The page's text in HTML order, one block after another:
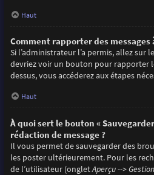
Haut
Comment rapporter des messages
Si l’administrateur l’a permis, allez sur
devriez voir un bouton pour rapporter
dessus, vous accéderez aux étapes
Haut
À quoi sert le bouton «
rédaction de message ?
Il vous permet de sauvegarder des
les poster ultérieurement. Pour les
de l’utilisateur (ongletAperçu -->